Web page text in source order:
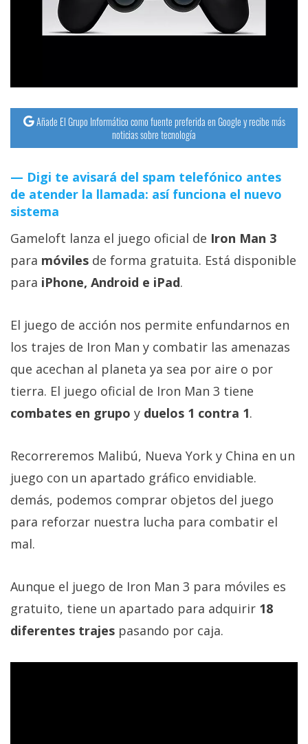
Operadores
Trucos
Tutoriales
Sistemas
operativos
Profesional
Más
temas
Sorteos
Foros
Contacto
/
Sobre
nosotros
/
Publicidad
opciones
de
privacidad
Aviso
Añade El Grupo Informático como fuente preferida en Google y recibe más
noticias sobre tecnología
Digi te avisará del spam telefónico antes
de atender la llamada: así funciona el nuevo
sistema
Gameloft lanza el juego oficial de Iron Man 3
para móviles de forma gratuita. Está disponible
para iPhone, Android e iPad.
El juego de acción nos permite enfundarnos en
los trajes de Iron Man y combatir las amenazas
que acechan al planeta ya sea por aire o por
tierra. El juego oficial de Iron Man 3 tiene
combates en grupo y duelos 1 contra 1.
Recorreremos Malibú, Nueva York y China en un
juego con un apartado gráfico envidiable.
demás, podemos comprar objetos del juego
para reforzar nuestra lucha para combatir el
mal.
Aunque el juego de Iron Man 3 para móviles es
gratuito, tiene un apartado para adquirir 18
diferentes trajes pasando por caja.